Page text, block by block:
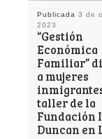
Publicada 3 de
2023
“Gestión
Económica
Familiar”
a mujeres
taller de la
Fundación
Duncan en